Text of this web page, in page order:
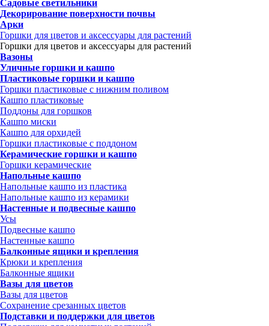
Садовые светильники
Декорирование поверхности почвы
Арки
Горшки для цветов и аксессуары для растений
Горшки для цветов и аксессуары для растений
Вазоны
Уличные горшки и кашпо
Пластиковые горшки и кашпо
Горшки пластиковые с нижним поливом
Кашпо пластиковые
Поддоны для горшков
Кашпо миски
Кашпо для орхидей
Горшки пластиковые с поддоном
Керамические горшки и кашпо
Горшки керамические
Напольные кашпо
Напольные кашпо из пластика
Напольные кашпо из керамики
Настенные и подвесные кашпо
Усы
Подвесные кашпо
Настенные кашпо
Балконные ящики и крепления
Крюки и крепления
Балконные ящики
Вазы для цветов
Вазы для цветов
Сохранение срезанных цветов
Подставки и поддержки для цветов